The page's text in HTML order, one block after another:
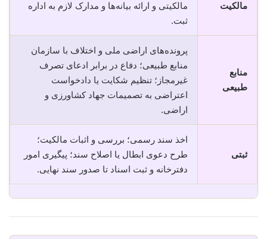
مالکیت
مالکیتی و ارائه بیانه‌ها و مدارک لازم به اداره
ثبت.
منابع
طبیعی
پرونده‌های اراضی ملی و اختلاف با سازمان
منابع طبیعی؛ دفاع در برابر ادعای تصرف
غیرمجاز؛ تنظیم شکایت یا دادخواست
اعتراضی به تصمیمات جهاد کشاورزی و
اراضی.
ثبتی
اخذ سند رسمی؛ بررسی و اثبات مالکیت؛
طرح دعوی ابطال یا اصلاح سند؛ پیگیری امور
دفترخانه و ثبت اسناد تا صدور سند نهایی.